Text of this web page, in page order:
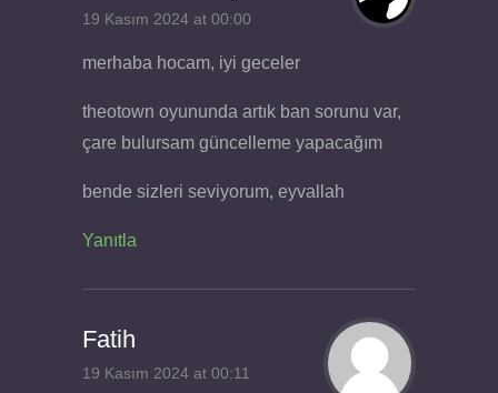
19 Kasım 2024 at 00:00
merhaba hocam, iyi geceler
theotown oyununda artık ban sorunu var,
çare bulursam güncelleme yapacağım
bende sizleri seviyorum, eyvallah
Yanıtla
Fatih
19 Kasım 2024 at 00:11